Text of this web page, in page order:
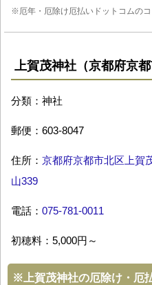
※厄年・厄除け厄払いドットコムの
上賀茂神社（京都府京都
分類：神社
郵便：603-8047
住所： 京都府京都市北区上賀
山339
電話： 075-781-0011
初穂料：5,000円～
※ 上賀茂神社の厄除け・厄